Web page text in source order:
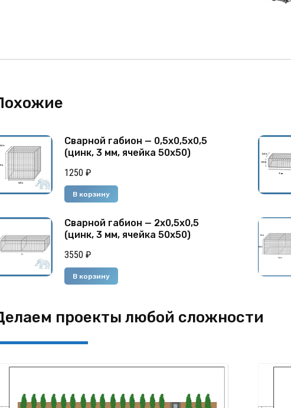
Сварной габион — 0,5х0,5х0,5
(цинк, 3 мм, ячейка 50х50)
1250 ₽
В корзину
Сварной габион — 2х0,5х0,5
(цинк, 3 мм, ячейка 50х50)
3550 ₽
В корзину
проекты любой сложности